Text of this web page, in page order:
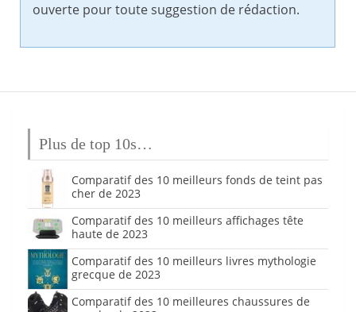
ouverte pour toute suggestion de rédaction.
Plus de top 10s…
Comparatif des 10 meilleurs fonds de teint pas
cher de 2023
Comparatif des 10 meilleurs affichages tête
haute de 2023
Comparatif des 10 meilleurs livres mythologie
grecque de 2023
Comparatif des 10 meilleures chaussures de